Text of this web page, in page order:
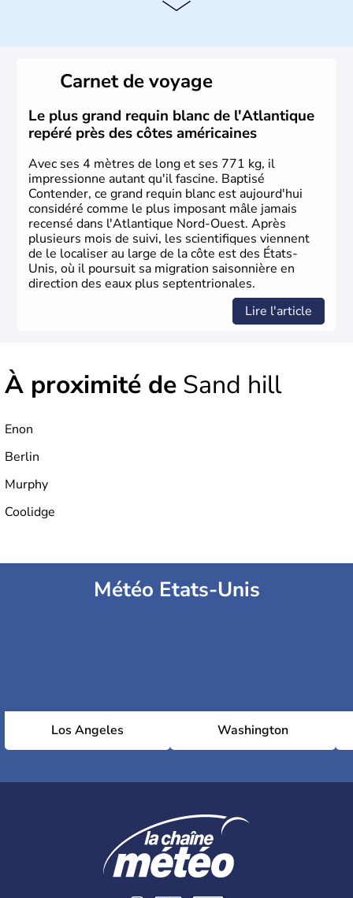
Plusieurs populations se sont succédées avant l'arrivée
des européens, suite à la découverte du continent par
Christophe Colomb en 1492. Les 13 colonies
britanniques proclament la Déclaration d'indépendance
en 1776 et adoptent leur première constitution en 1787.
La conquête de l'Ouest marque ensuite l'entrée dans une
phase de développement intense.
Carnet de voyage
Le plus grand requin blanc de l'Atlantique
repéré près des côtes américaines
Avec ses 4 mètres de long et ses 771 kg, il
impressionne autant qu'il fascine. Baptisé
Contender, ce grand requin blanc est aujourd'hui
considéré comme le plus imposant mâle jamais
recensé dans l'Atlantique Nord-Ouest. Après
plusieurs mois de suivi, les scientifiques viennent
de le localiser au large de la côte est des États-
Unis, où il poursuit sa migration saisonnière en
direction des eaux plus septentrionales.
Lire l'article
À proximité de Sand hill
Enon
Berlin
Murphy
Coolidge
Météo Etats-Unis
Los Angeles Washington